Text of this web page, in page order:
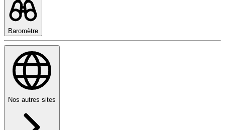
Baromètre
Nos autres sites